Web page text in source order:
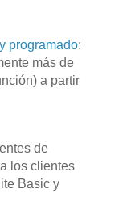
programado:
más de
a partir
de
los clientes
Basic y